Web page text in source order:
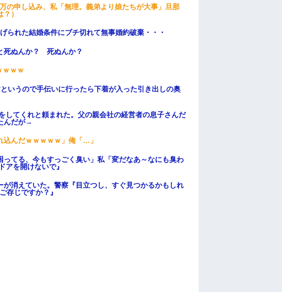
の申し込み、私「無理。義弟より娘たちが大事」旦那
）
られた結婚条件にブチ切れて無事婚約破棄・・・
死ぬんか？ 死ぬんか？
ｗｗ
いうので手伝いに行ったら下着が入った引き出しの奥
してくれと頼まれた。父の親会社の経営者の息子さんだ
んだが→
込んだｗｗｗｗｗ」俺「…」
てる、今もすっごく臭い」私「変だなあ～なにも臭わ
を開けないで』
が消えていた。警察『目立つし、すぐ見つかるかもしれ
存じですか？』